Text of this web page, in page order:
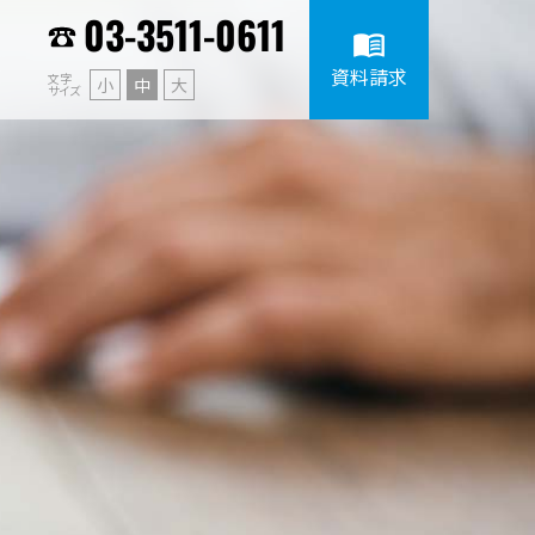
03-3511-0611
文字
サイズ 小 中 大
menu_book
資料請求